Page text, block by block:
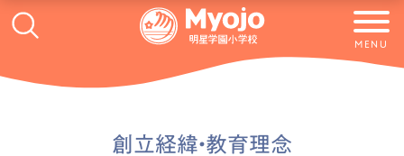
MENU
創立経緯・教育理念